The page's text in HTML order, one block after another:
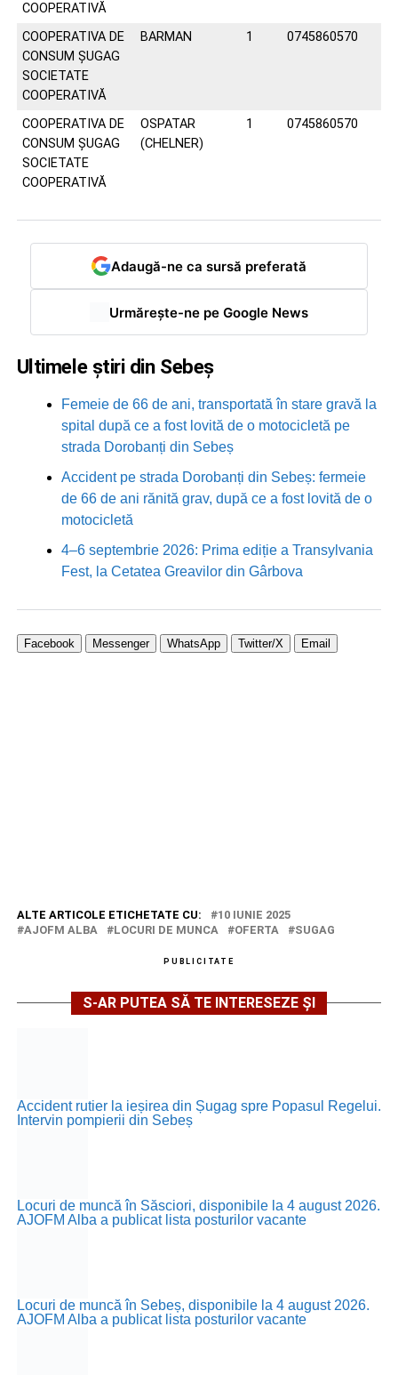
COOPERATIVĂ
COOPERATIVA DE
CONSUM ŞUGAG
SOCIETATE
COOPERATIVĂ
BARMAN 1 0745860570
COOPERATIVA DE
CONSUM ŞUGAG
SOCIETATE
COOPERATIVĂ
OSPATAR
(CHELNER)
1 0745860570
Adaugă-ne ca sursă preferată
Urmărește-ne pe Google News
Ultimele știri din Sebeș
Femeie de 66 de ani, transportată în stare gravă la
spital după ce a fost lovită de o motocicletă pe
strada Dorobanți din Sebeș
Accident pe strada Dorobanți din Sebeș: fermeie
de 66 de ani rănită grav, după ce a fost lovită de o
motocicletă
4–6 septembrie 2026: Prima ediție a Transylvania
Fest, la Cetatea Greavilor din Gârbova
Facebook Messenger WhatsApp Twitter/X Email
ALTE ARTICOLE ETICHETATE CU:
10 IUNIE 2025
AJOFM ALBA
LOCURI DE MUNCA OFERTA SUGAG
PUBLICITATE
S-AR PUTEA SĂ TE INTERESEZE ȘI
Accident rutier la ieșirea din Șugag spre Popasul Regelui.
Intervin pompierii din Sebeș
Locuri de muncă în Săsciori, disponibile la 4 august 2026.
AJOFM Alba a publicat lista posturilor vacante
Locuri de muncă în Sebeș, disponibile la 4 august 2026.
AJOFM Alba a publicat lista posturilor vacante